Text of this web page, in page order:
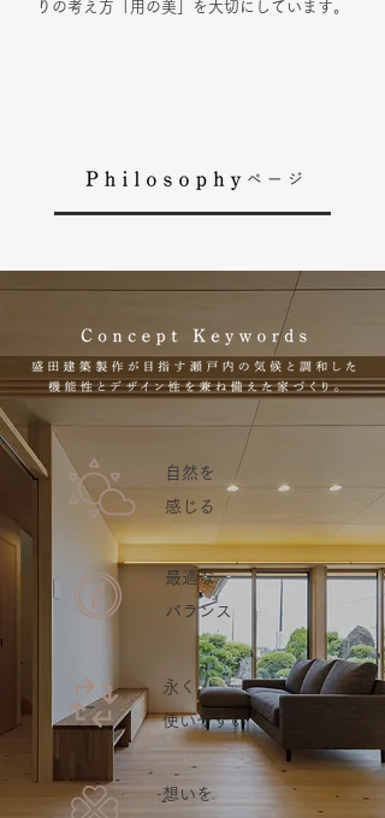
りの考え方「用の美」を大切にしています。
自然を
感じる
最適な
バランス
永く
使いやすい
想いを